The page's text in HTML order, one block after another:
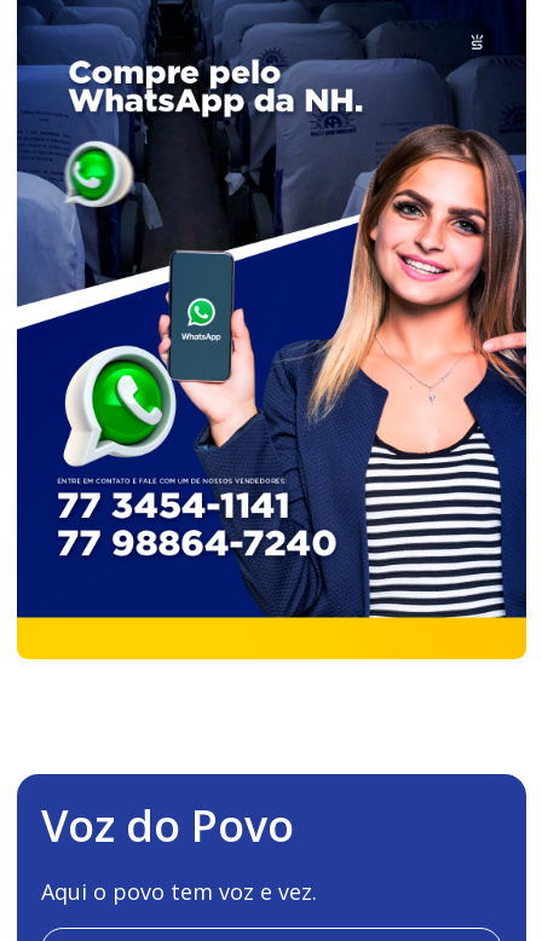
Voz do Povo
Aqui o povo tem voz e vez.